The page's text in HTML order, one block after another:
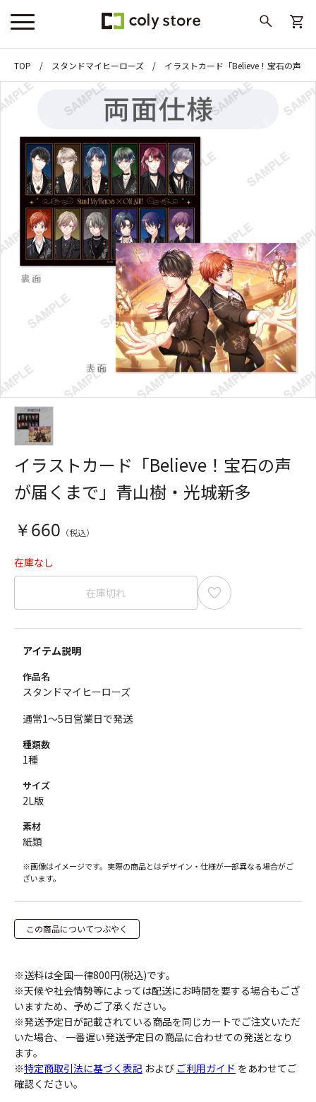
TOP スタンドマイヒーローズ イラストカード「Believe！宝石の声が
イラストカード「Believe！宝石の声
が届くまで」青山樹・光城新多
￥660
在庫なし
在庫切れ
アイテム説明
作品名
スタンドマイヒーローズ
通常1～5日営業日で発送
種類数
1種
サイズ
2L版
素材
紙類
※画像はイメージです。実際の商品とはデザイン・仕様が一部異なる場合がご
ざいます。
この商品についてつぶやく
※送料は全国一律800円(税込)です。
※天候や社会情勢等によっては配送にお時間を要する場合もござ
いますため、予めご了承ください。
※発送予定日が記載されている商品を同じカートでご注文いただ
いた場合、 一番遅い発送予定日の商品に合わせての発送となり
ます。
※特定商取引法に基づく表記 および ご利用ガイド をあわせてご
確認ください。